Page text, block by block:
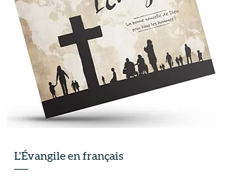
L'Évangile en français